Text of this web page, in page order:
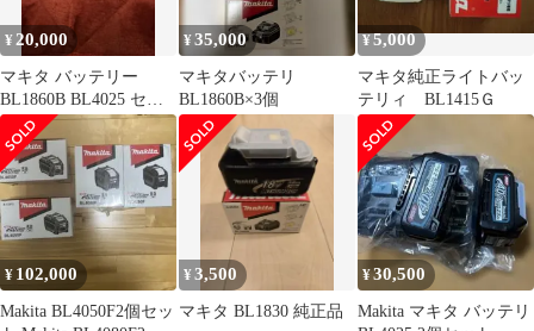
¥ 20,000
マキタ バッテリー
BL1860B BL4025 セッ
ト
¥35,000
マキタバッテリ
BL1860B×3個
¥5,000
マキタ純正ライトバッ
テリィ BL1415Ｇ
¥ 102,000
Makita BL4050F2個セッ
¥3,500
マキタ BL1830 純正品
¥30,500
Makita マキタ バッテリ